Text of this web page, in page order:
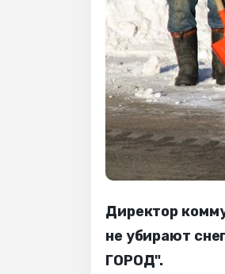
Директор
не убирают
ГОРОД".